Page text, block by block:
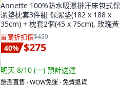
Annette 100%防水吸濕排汗床包式保
潔墊枕套3件組 保潔墊(182 x 188 x
35cm) + 枕套2個(45 x 75cm), 玫瑰黃
首購折扣價$459
40% $275
明天 8/10 (一) 預計送達
酷澎直售 ∙ WOW免運 ∙ 免費退貨